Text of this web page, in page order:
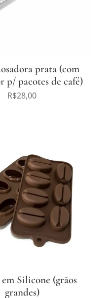
prata (com
p/ pacotes de café)
R$28,00
em Silicone (grãos
grandes)